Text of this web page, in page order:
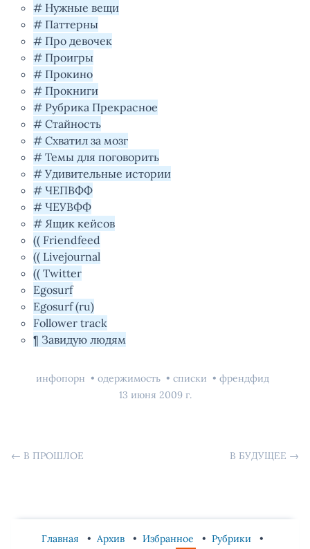
# Нужные вещи
# Паттерны
# Про девочек
# Проигры
# Прокино
# Прокниги
# Рубрика Прекрасное
# Стайность
# Схватил за мозг
# Темы для поговорить
# Удивительные истории
# ЧЕПВФФ
# ЧЕУВФФ
# Ящик кейсов
(( Friendfeed
(( Livejournal
(( Twitter
Egosurf
Egosurf (ru)
Follower track
¶ Завидую людям
инфопорн одержимость списки
френдфид
13 июня 2009 г.
← В ПРОШЛОЕ В БУДУЩЕЕ →
Главная Архив Избранное Рубрики